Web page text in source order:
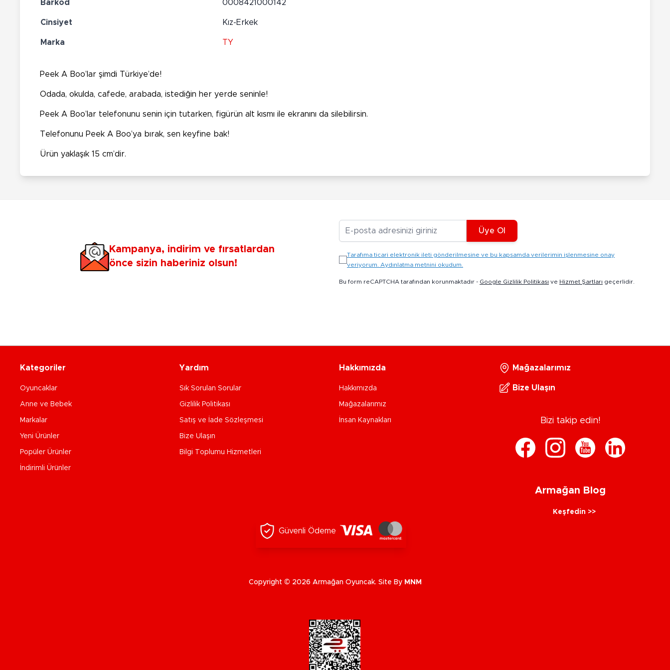
Barkod 0008421000142
Cinsiyet Kız-Erkek
Marka TY
Peek A Boo’lar şimdi Türkiye’de!
Odada, okulda, cafede, arabada, istediğin her yerde seninle!
Peek A Boo’lar telefonunu senin için tutarken, figürün alt kısmı ile ekranını da silebilirsin.
Telefonunu Peek A Boo’ya bırak, sen keyfine bak!
Ürün yaklaşık 15 cm’dir.
Kampanya, indirim ve fırsatlardan
önce sizin haberiniz olsun!
E-posta Adresiniz
Üye Ol
Tarafıma ticari elektronik ileti gönderilmesine ve bu kapsamda verilerimin işlenmesine onay
veriyorum. Aydınlatma metnini okudum.
Bu form reCAPTCHA tarafından korunmaktadır - Google Gizlilik Politikası ve Hizmet Şartları geçerlidir.
Kategoriler
Oyuncaklar
Anne ve Bebek
Markalar
Yeni Ürünler
Popüler Ürünler
İndirimli Ürünler
Yardım
Sık Sorulan Sorular
Gizlilik Politikası
Satış ve İade Sözleşmesi
Bize Ulaşın
Bilgi Toplumu Hizmetleri
Hakkımızda
Hakkımızda
Mağazalarımız
İnsan Kaynakları
Mağazalarımız
Bize Ulaşın
Bizi takip edin!
Armağan Blog
Keşfedin >>
Güvenli Ödeme
Copyright © 2026 Armağan Oyuncak. Site By MNM